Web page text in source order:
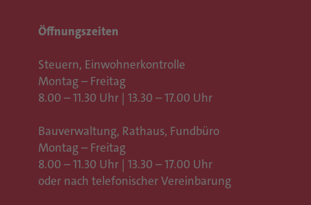
Öffnungszeiten
Steuern, Einwohnerkontrolle
Montag – Freitag
8.00 – 11.30 Uhr | 13.30 – 17.00 Uhr
Bauverwaltung, Rathaus, Fundbüro
Montag – Freitag
8.00 – 11.30 Uhr | 13.30 – 17.00 Uhr
oder nach telefonischer Vereinbarung